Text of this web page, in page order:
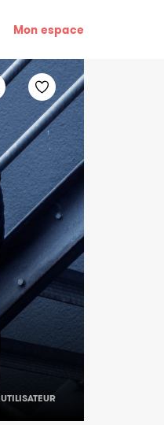
Mon espace
UTILISATEUR